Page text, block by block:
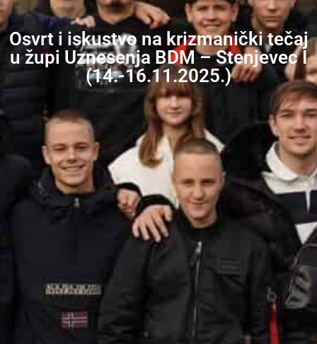
Osvrt i iskustvo na krizmanički tečaj
u župi Uznesenja BDM – Stenjevec I
(14.-16.11.2025.)